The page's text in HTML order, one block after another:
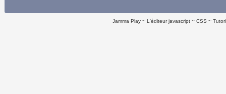
Jamma Play L'éditeur javascript CSS